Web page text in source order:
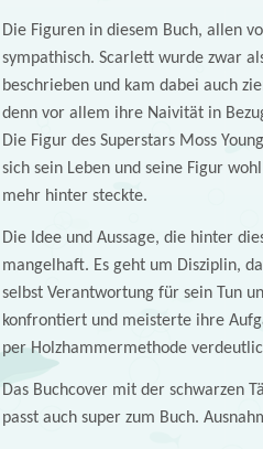
Die Figuren in diesem Buch, allen
sympathisch. Scarlett wurde zwar
beschrieben und kam dabei auch
denn vor allem ihre Naivität in
Die Figur des Superstars Moss
sich sein Leben und seine Figur
mehr hinter steckte.
Die Idee und Aussage, die hinter
mangelhaft. Es geht um Disziplin,
selbst Verantwortung für sein Tun
konfrontiert und meisterte ihre
per Holzhammermethode
Das Buchcover mit der schwarzen
passt auch super zum Buch.